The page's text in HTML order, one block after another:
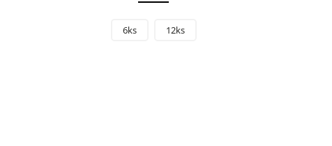
6ks 12ks